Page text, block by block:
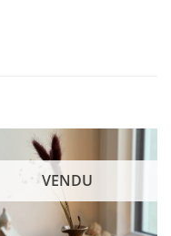
VENDU